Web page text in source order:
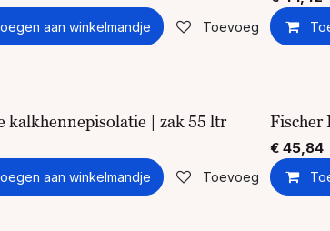
aan winkelmandje Toevoegen aan
kalkhennepisolatie | zak 55 ltr
aan winkelmandje Toevoegen aan
Fischer
€45,84